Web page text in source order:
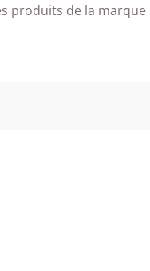
produits de la marque